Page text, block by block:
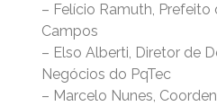
– Felício Ramuth, Prefeito
Campos
– Elso Alberti, Diretor de
Negócios do PqTec
– Marcelo Nunes,